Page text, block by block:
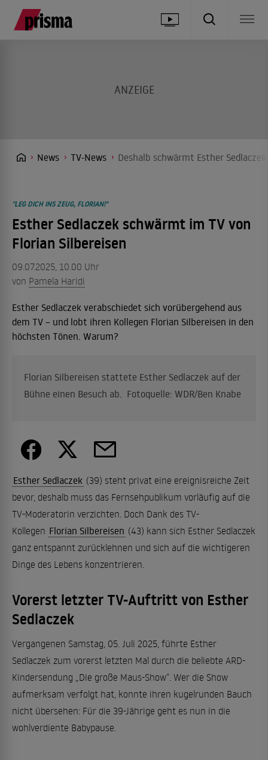
News TV-News Deshalb schwärmt Esther
"LEG DICH INS ZEUG, FLORIAN!"
Esther Sedlaczek schwärmt im TV von
Florian Silbereisen
09.07.2025, 10.00 Uhr
von Pamela Haridi
Esther Sedlaczek verabschiedet sich vorübergehend aus
dem TV – und lobt ihren Kollegen Florian Silbereisen in den
höchsten Tönen. Warum?
Florian Silbereisen stattete Esther Sedlaczek auf der
Bühne einen Besuch ab. Fotoquelle: WDR/Ben Knabe
Esther Sedlaczek (39) steht privat eine ereignisreiche Zeit
bevor, deshalb muss das Fernsehpublikum vorläufig auf die
TV-Moderatorin verzichten. Doch Dank des TV-
Kollegen Florian Silbereisen (43) kann sich Esther Sedlaczek
ganz entspannt zurücklehnen und sich auf die wichtigeren
Dinge des Lebens konzentrieren.
Vorerst letzter TV-Auftritt von Esther
Sedlaczek
Vergangenen Samstag, 05. Juli 2025, führte Esther
Sedlaczek zum vorerst letzten Mal durch die beliebte ARD-
Kindersendung „Die große Maus-Show“. Wer die Show
aufmerksam verfolgt hat, konnte ihren kugelrunden Bauch
nicht übersehen: Für die 39-Jährige geht es nun in die
wohlverdiente Babypause.